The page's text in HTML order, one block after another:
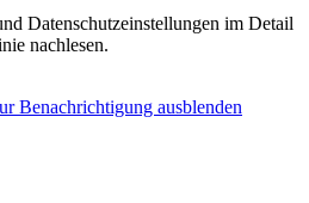
Datenschutzeinstellungen im Detail
nachlesen.
Benachrichtigung ausblenden